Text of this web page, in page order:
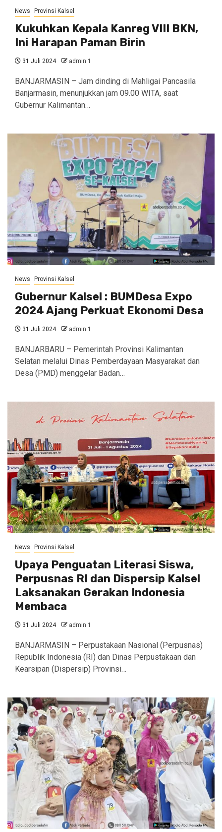
News Provinsi Kalsel
Kukuhkan Kepala Kanreg VIII BKN,
Ini Harapan Paman Birin
31 Juli 2024 admin 1
BANJARMASIN – Jam dinding di Mahligai Pancasila
Banjarmasin, menunjukkan jam 09.00 WITA, saat
Gubernur Kalimantan…
News Provinsi Kalsel
Gubernur Kalsel : BUMDesa Expo
2024 Ajang Perkuat Ekonomi Desa
31 Juli 2024 admin 1
BANJARBARU – Pemerintah Provinsi Kalimantan
Selatan melalui Dinas Pemberdayaan Masyarakat dan
Desa (PMD) menggelar Badan…
News Provinsi Kalsel
Upaya Penguatan Literasi Siswa,
Perpusnas RI dan Dispersip Kalsel
Laksanakan Gerakan Indonesia
Membaca
31 Juli 2024 admin 1
BANJARMASIN – Perpustakaan Nasional (Perpusnas)
Republik Indonesia (RI) dan Dinas Perpustakaan dan
Kearsipan (Dispersip) Provinsi…